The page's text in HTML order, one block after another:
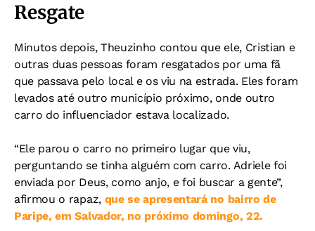
Resgate
Minutos depois, Theuzinho contou que ele, Cristian e
outras duas pessoas foram resgatados por uma fã
que passava pelo local e os viu na estrada. Eles foram
levados até outro município próximo, onde outro
carro do influenciador estava localizado.
“Ele parou o carro no primeiro lugar que viu,
perguntando se tinha alguém com carro. Adriele foi
enviada por Deus, como anjo, e foi buscar a gente”,
afirmou o rapaz, que se apresentará no bairro de
Paripe, em Salvador, no próximo domingo, 22.